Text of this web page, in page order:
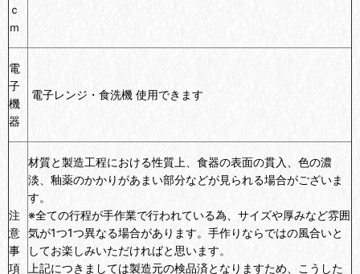
ｃ
ｍ
電
子
機
器
電子レンジ・食洗機 使用できます
注
意
事
項
材質と製造工程における性質上、食器の表面の貫入、色の濃
淡、釉薬のかかりがあまい部分などが見られる場合がございま
す。
※全ての行程が手作業で行われている為、サイズや厚みなど雰囲
気が1つ1つ異なる場合があります。手作りならではの風合いと
してお楽しみいただければと思います。
上記につきましては製造元の検品済となりますため、こうした